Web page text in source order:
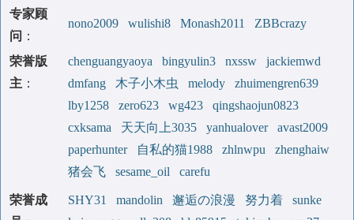
专家顾
问 ：
nono2009 wulishi8 Monash2011 ZBBcrazy
荣誉版
主 ：
chenguangyaoya bingyulin3 nxssw
jackiemwd
dmfang
木子小木虫 melody
zhuimengren639
lby1258
zero623 wg423
qingshaojun0823
cxksama
天天向上3035 yanhualover
avast2009
paperhunter
自私的猫1988 zhlnwpu
zhenghaiw
猪会飞
sesame_oil carefu
荣誉成
SHY31 mandolin 邂逅の浪漫 努力着
sunke